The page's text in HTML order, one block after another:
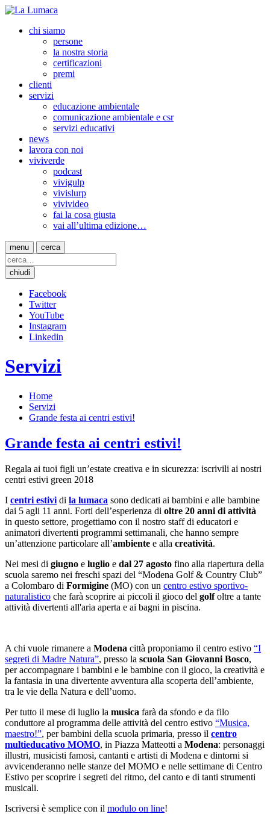
chi siamo
persone
la nostra storia
certificazioni
premi
clienti
servizi
educazione ambientale
comunicazione ambientale e csr
servizi educativi
news
lavora con noi
viviverde
podcast
vivigulp
vivislurp
vivivideo
fai la cosa giusta
vai all’ultima edizione…
menu cerca
chiudi
Facebook
Twitter
YouTube
Instagram
Linkedin
Servizi
Home
Servizi
Grande festa ai centri estivi!
Grande festa ai centri estivi!
Regala ai tuoi figli un’estate creativa e in sicurezza: iscrivili ai nostri
centri estivi green 2018
I centri estivi di la lumaca sono dedicati ai bambini e alle bambine
dai 5 agli 11 anni. Forti dell’esperienza di oltre 20 anni di attività
in questo settore, progettiamo con il nostro staff di educatori e
animatori divertenti programmi settimanali, che hanno sempre
un’attenzione particolare all’ambiente e alla creatività.
Nei mesi di giugno e luglio e dal 27 agosto fino alla riapertura della
scuola saremo nei freschi spazi del “Modena Golf & Country Club”
a Colombaro di Formigine (MO) con un centro estivo sportivo-
naturalistico che farà scoprire ai piccoli il gioco del golfoltre a tante
attività divertenti all'aria aperta e ai bagni in piscina.
A chi vuole rimanere a Modena città proponiamo il centro estivo “I
segreti di Madre Natura”, presso la scuola San Giovanni Bosco,
per accompagnare i bambini e le bambine con il gioco, la creatività e
la fantasia in una divertente avventura alla scoperta dell’ambiente,
tra le vie della Natura e dell’uomo.
Per tutto il mese di luglio la musica farà da sfondo e da filo
conduttore al programma delle attività del centro estivo “Musica,
maestro!”, per bambini della scuola primaria, presso il centro
multieducativo MOMO, in Piazza Matteotti a Modena: personaggi
illustri, musicisti famosi, cantanti e artisti di Modena e dintorni si
avvicenderanno nelle stanze del MOMO e nelle settimane di Centro
Estivo per scoprire i segreti del ritmo, del canto e di tanti strumenti
musicali.
Iscriversi è semplice con il modulo on line!